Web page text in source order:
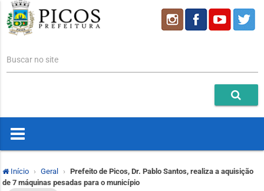
Buscar no site
Início Geral
Prefeito de Picos, Dr. Pablo Santos, realiza a aquisição
de 7 máquinas pesadas para o município